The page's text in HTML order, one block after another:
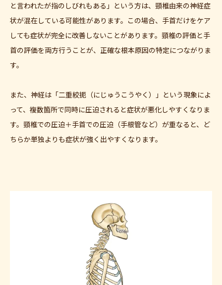
と言われたが指のしびれもある」という方は、頸椎由来の神経症
状が混在している可能性があります。この場合、手首だけをケア
しても症状が完全に改善しないことがあります。頸椎の評価と手
首の評価を両方行うことが、正確な根本原因の特定につながりま
す。
また、神経は「二重絞扼（にじゅうこうやく）」という現象によ
って、複数箇所で同時に圧迫されると症状が悪化しやすくなりま
す。頸椎での圧迫＋手首での圧迫（手根管など）が重なると、ど
ちらか単独よりも症状が強く出やすくなります。